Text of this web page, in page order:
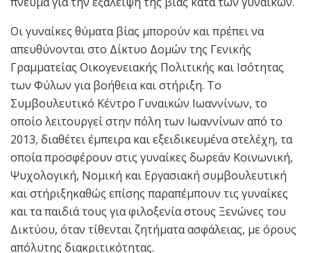
Οι γυναίκες θύματα βίας μπορούν και πρέπει να
απευθύνονται στο Δίκτυο Δομών της Γενικής
Γραμματείας Οικογενειακής Πολιτικής και Ισότητας
των Φύλων για βοήθεια και στήριξη. Το
Συμβουλευτικό Κέντρο Γυναικών Ιωαννίνων, το
οποίο λειτουργεί στην πόλη των Ιωαννίνων από το
2013, διαθέτει έμπειρα και εξειδικευμένα στελέχη, τα
οποία προσφέρουν στις γυναίκες δωρεάν Κοινωνική,
Ψυχολογική, Νομική και Εργασιακή συμβουλευτική
και στήριξηκαθώς επίσης παραπέμπουν τις γυναίκες
και τα παιδιά τους για φιλοξενία στους Ξενώνες του
Δικτύου, όταν τίθενται ζητήματα ασφάλειας, με όρους
απόλυτης διακριτικότητας.